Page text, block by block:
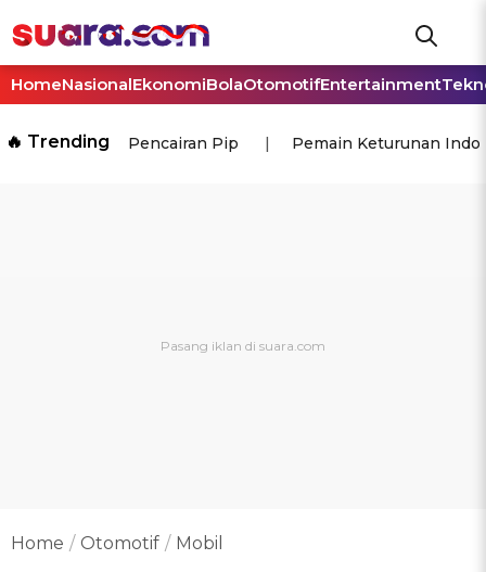
HomeNasionalEkonomiBolaOtomotifEntertainment
🔥 Trending Pencairan Pip Pemain Keturunan
Home Otomotif Mobil